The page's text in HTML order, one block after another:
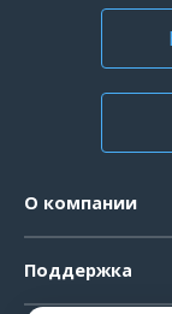
О компании
Официальные
Поддержка